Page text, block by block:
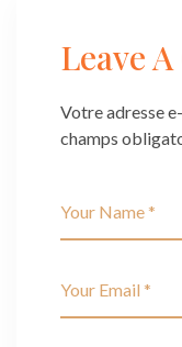
Leave
Votre adresse
champs